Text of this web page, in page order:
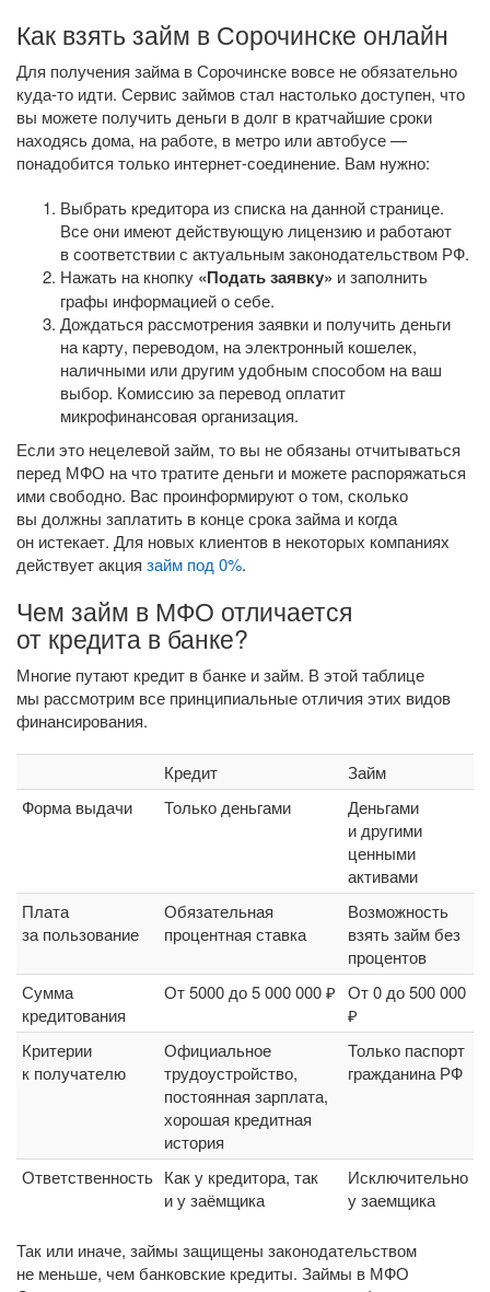
Как взять займ в Сорочинске онлайн
Для получения займа в Сорочинске вовсе не обязательно
куда-то идти. Сервис займов стал настолько доступен, что
вы можете получить деньги в долг в кратчайшие сроки
находясь дома, на работе, в метро или автобусе —
понадобится только интернет-соединение. Вам нужно:
Выбрать кредитора из списка на данной странице.
Все они имеют действующую лицензию и работают
в соответствии с актуальным законодательством РФ.
Нажать на кнопку «Подать заявку» и заполнить
графы информацией о себе.
Дождаться рассмотрения заявки и получить деньги
на карту, переводом, на электронный кошелек,
наличными или другим удобным способом на ваш
выбор. Комиссию за перевод оплатит
микрофинансовая организация.
Если это нецелевой займ, то вы не обязаны отчитываться
перед МФО на что тратите деньги и можете распоряжаться
ими свободно. Вас проинформируют о том, сколько
вы должны заплатить в конце срока займа и когда
он истекает. Для новых клиентов в некоторых компаниях
действует акция займ под 0%.
Чем займ в МФО отличается
от кредита в банке?
Многие путают кредит в банке и займ. В этой таблице
мы рассмотрим все принципиальные отличия этих видов
финансирования.
Кредит
Займ
Форма выдачи
Только деньгами
Деньгами
и другими
ценными
активами
Плата
за пользование
Обязательная
процентная ставка
Возможность
взять займ без
процентов
Сумма
кредитования
От 5000 до 5 000 000 ₽ От 0 до 500 000
₽
Критерии
к получателю
Официальное
трудоустройство,
постоянная зарплата,
хорошая кредитная
история
Только паспорт
гражданина РФ
Ответственность Как у кредитора, так
и у заёмщика
Исключительно
у заемщика
Так или иначе, займы защищены законодательством
не меньше, чем банковские кредиты. Займы в МФО